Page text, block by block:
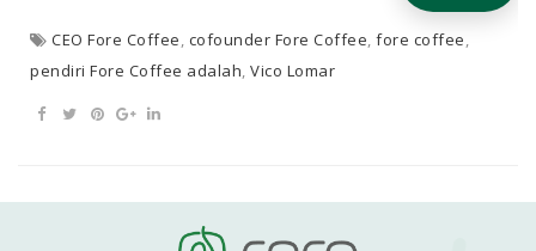
CEO Fore Coffee, cofounder Fore Coffee, fore coffee,
pendiri Fore Coffee adalah, Vico Lomar